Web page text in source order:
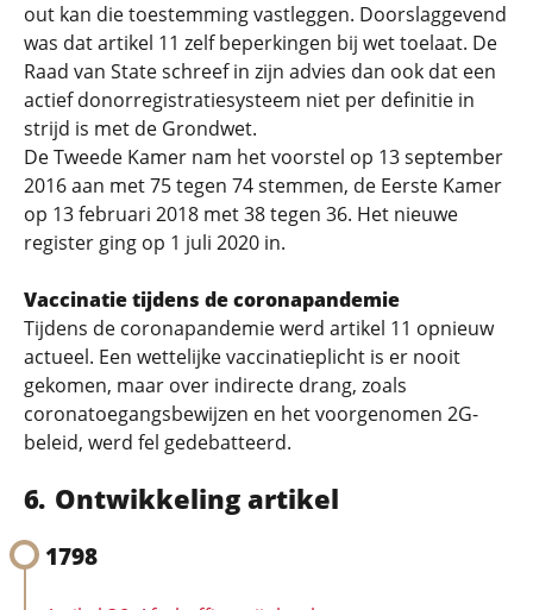
out kan die toestemming vastleggen. Doorslaggevend
was dat artikel 11 zelf beperkingen bij wet toelaat. De
Raad van State schreef in zijn advies dan ook dat een
actief donorregistratiesysteem niet per definitie in
strijd is met de Grondwet.
De Tweede Kamer nam het voorstel op 13 september
2016 aan met 75 tegen 74 stemmen, de Eerste Kamer
op 13 februari 2018 met 38 tegen 36. Het nieuwe
register ging op 1 juli 2020 in.
Vaccinatie tijdens de coronapandemie
Tijdens de coronapandemie werd artikel 11 opnieuw
actueel. Een wettelijke vaccinatieplicht is er nooit
gekomen, maar over indirecte drang, zoals
coronatoegangsbewijzen en het voorgenomen 2G-
beleid, werd fel gedebatteerd.
Ontwikkeling artikel
1798